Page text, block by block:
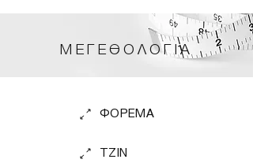
ΜΕΓΕΘΟΛΟΓΙΑ
ΦΟΡΕΜΑ
TZIN